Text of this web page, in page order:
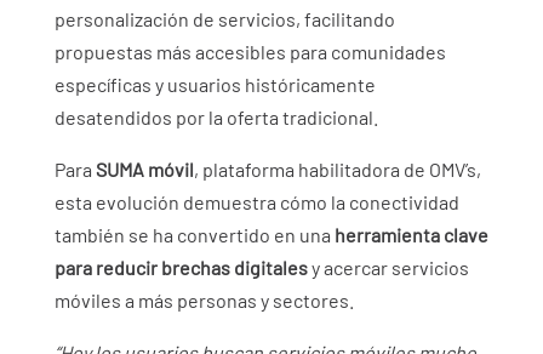
personalización de servicios, facilitando
propuestas más accesibles para comunidades
específicas y usuarios históricamente
desatendidos por la oferta tradicional.
Para SUMA móvil, plataforma habilitadora de OMV’s,
esta evolución demuestra cómo la conectividad
también se ha convertido en una herramienta clave
para reducir brechas digitalesy acercar servicios
móviles a más personas y sectores.